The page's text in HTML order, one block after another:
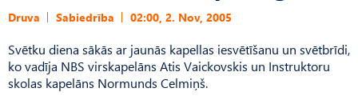
Druva Sabiedrība 02:00, 2. Nov, 2005
Svētku diena sākās ar jaunās kapellas iesvētīšanu un svētbrīdi,
ko vadīja NBS virskapelāns Atis Vaickovskis un Instruktoru
skolas kapelāns Normunds Celmiņš.